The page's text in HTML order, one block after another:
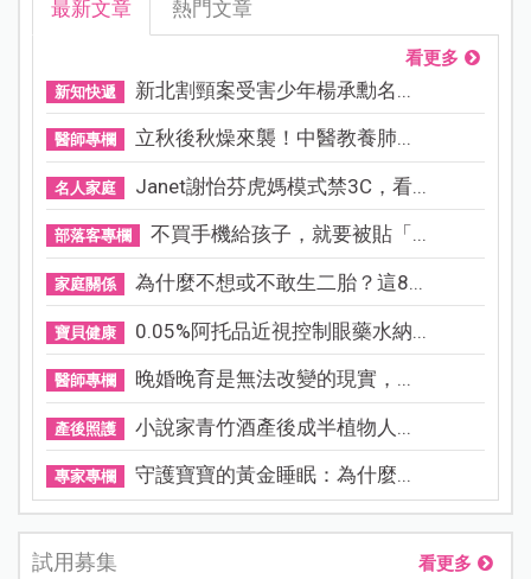
最新文章 熱門文章
看更多
新知快遞 新北割頸案受害少年楊承勳名...
醫師專欄 立秋後秋燥來襲！中醫教養肺...
名人家庭 Janet謝怡芬虎媽模式禁3C，看...
部落客專欄 不買手機給孩子，就要被貼「...
家庭關係 為什麼不想或不敢生二胎？這8...
寶貝健康 0.05%阿托品近視控制眼藥水納...
醫師專欄 晚婚晚育是無法改變的現實，...
產後照護 小說家青竹酒產後成半植物人...
專家專欄 守護寶寶的黃金睡眠：為什麼...
試用募集 看更多